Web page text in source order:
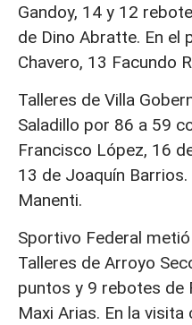
Gandoy, 14 y 12
de Dino Abratte. En el
Chavero, 13 Facundo
Talleres de Villa
Saladillo por 86 a 59
Francisco López, 16
13 de Joaquín
Manenti.
Sportivo Federal
Talleres de Arroyo
puntos y 9 rebotes de
Maxi Arias. En la